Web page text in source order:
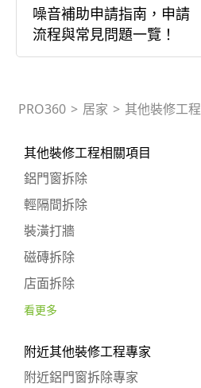
噪音補助申請指南，申請
流程與常見問題一覽！
PRO360 > 居家 > 其他裝修工程
其他裝修工程相關項目
鋁門窗拆除
輕隔間拆除
裝潢打牆
磁磚拆除
店面拆除
看更多
附近其他裝修工程專家
附近鋁門窗拆除專家